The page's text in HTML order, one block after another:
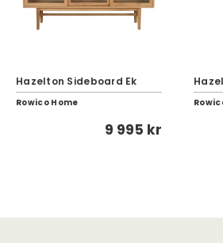
Hazelton Sideboard Ek
Rowico Home
9 995 kr